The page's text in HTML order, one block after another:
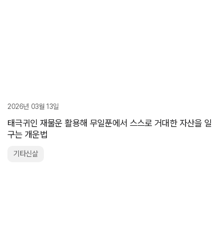
2026년 03월 13일
태극귀인 재물운 활용해 무일푼에서 스스로 거대한 자산을 일
구는 개운법
기타신살